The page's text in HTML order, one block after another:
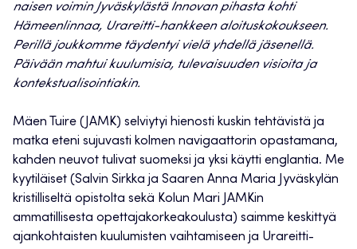
naisen voimin Jyväskylästä Innovan pihasta kohti
Hämeenlinnaa, Urareitti-hankkeen aloituskokoukseen.
Perillä joukkomme täydentyi vielä yhdellä jäsenellä.
Päivään mahtui kuulumisia, tulevaisuuden visioita ja
kontekstualisointiakin.
Mäen Tuire (JAMK) selviytyi hienosti kuskin tehtävistä ja
matka eteni sujuvasti kolmen navigaattorin opastamana,
kahden neuvot tulivat suomeksi ja yksi käytti englantia. Me
kyytiläiset (Salvin Sirkka ja Saaren Anna Maria Jyväskylän
kristilliseltä opistolta sekä Kolun Mari JAMKin
ammatillisesta opettajakorkeakoulusta) saimme keskittyä
ajankohtaisten kuulumisten vaihtamiseen ja Urareitti-